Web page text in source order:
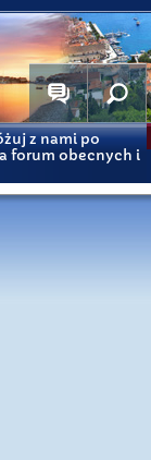
z nami po
forum obecnych i